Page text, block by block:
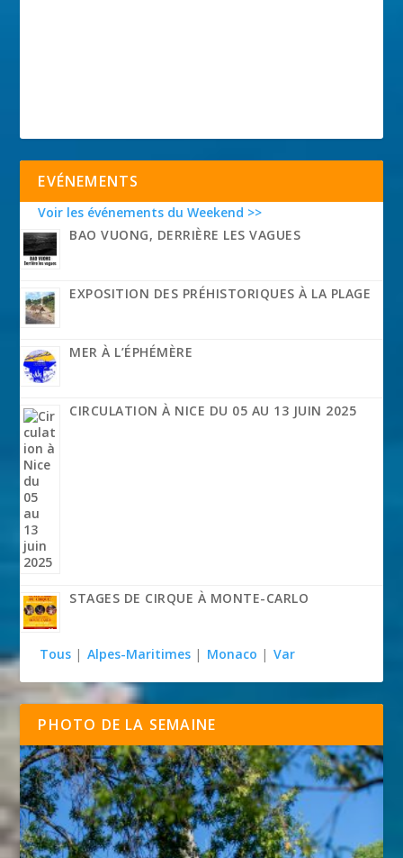
EVÉNEMENTS
Voir les événements du Weekend >>
BAO VUONG, DERRIÈRE LES VAGUES
EXPOSITION DES PRÉHISTORIQUES À LA PLAGE
MER À L’ÉPHÉMÈRE
CIRCULATION À NICE DU 05 AU 13 JUIN 2025
STAGES DE CIRQUE À MONTE-CARLO
Tous | Alpes-Maritimes | Monaco | Var
PHOTO DE LA SEMAINE